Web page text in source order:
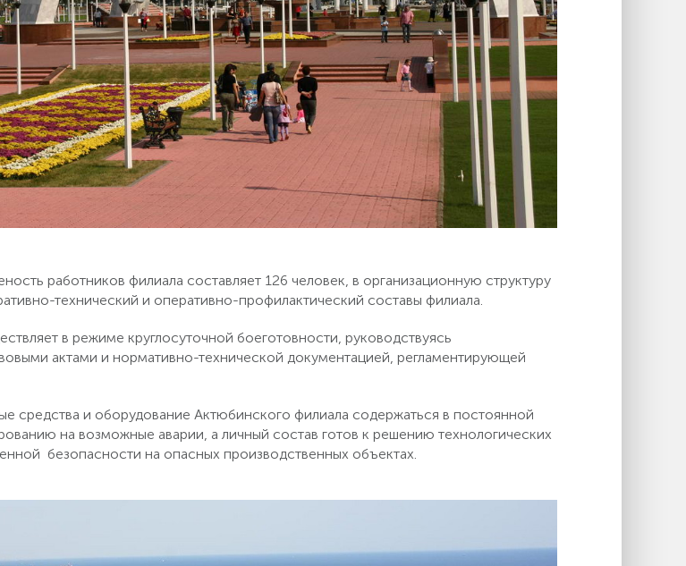
работников филиала составляет 126 человек, в организационную структуру
технический и оперативно-профилактический составы филиала.
в режиме круглосуточной боеготовности, руководствуясь
актами и нормативно-технической документацией, регламентирующей
средства и оборудование Актюбинского филиала содержаться в постоянной
на возможные аварии, а личный состав готов к решению технологических
безопасности на опасных производственных объектах.